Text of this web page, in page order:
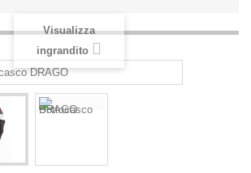
Visualizza
ingrandito